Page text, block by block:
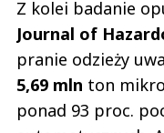
Z kolei badanie
Journal of
pranie odzieży
5,69 mln ton
ponad 93 proc.